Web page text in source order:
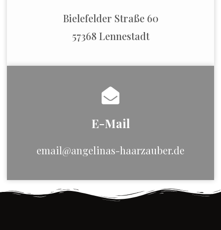
Bielefelder Straße 60
57368 Lennestadt
E-Mail
email@angelinas-haarzauber.de